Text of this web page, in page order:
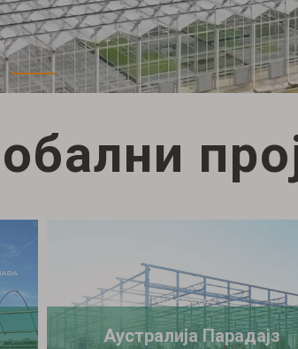
Аустралија Парадајз